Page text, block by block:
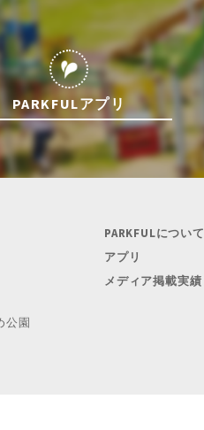
PARKFULアプリ
公園
PARKFULについて
アプリ
メディア掲載実績